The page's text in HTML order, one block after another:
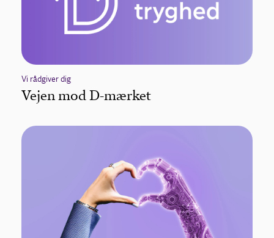
Vi rådgiver dig
Vejen mod D-mærket